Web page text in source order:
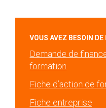
VOUS AVEZ BESOIN
Demande de
formation
Fiche d’action de
Fiche entreprise